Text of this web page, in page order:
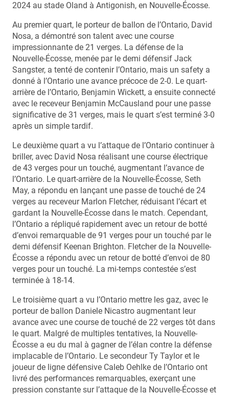
2024 au stade Oland à Antigonish, en Nouvelle-Écosse.
Au premier quart, le porteur de ballon de l’Ontario, David
Nosa, a démontré son talent avec une course
impressionnante de 21 verges. La défense de la
Nouvelle-Écosse, menée par le demi défensif Jack
Sangster, a tenté de contenir l’Ontario, mais un safety a
donné à l’Ontario une avance précoce de 2-0. Le quart-
arrière de l’Ontario, Benjamin Wickett, a ensuite connecté
avec le receveur Benjamin McCausland pour une passe
significative de 31 verges, mais le quart s’est terminé 3-0
après un simple tardif.
Le deuxième quart a vu l’attaque de l’Ontario continuer à
briller, avec David Nosa réalisant une course électrique
de 43 verges pour un touché, augmentant l’avance de
l’Ontario. Le quart-arrière de la Nouvelle-Écosse, Seth
May, a répondu en lançant une passe de touché de 24
verges au receveur Marlon Fletcher, réduisant l’écart et
gardant la Nouvelle-Écosse dans le match. Cependant,
l’Ontario a répliqué rapidement avec un retour de botté
d’envoi remarquable de 91 verges pour un touché par le
demi défensif Keenan Brighton. Fletcher de la Nouvelle-
Écosse a répondu avec un retour de botté d’envoi de 80
verges pour un touché. La mi-temps contestée s’est
terminée à 18-14.
Le troisième quart a vu l’Ontario mettre les gaz, avec le
porteur de ballon Daniele Nicastro augmentant leur
avance avec une course de touché de 22 verges tôt dans
le quart. Malgré de multiples tentatives, la Nouvelle-
Écosse a eu du mal à gagner de l’élan contre la défense
implacable de l’Ontario. Le secondeur Ty Taylor et le
joueur de ligne défensive Caleb Oehlke de l’Ontario ont
livré des performances remarquables, exerçant une
pression constante sur l’attaque de la Nouvelle-Écosse et